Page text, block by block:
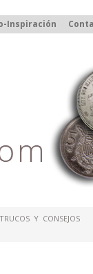
Inspiración
TRUCOS Y CONSEJOS